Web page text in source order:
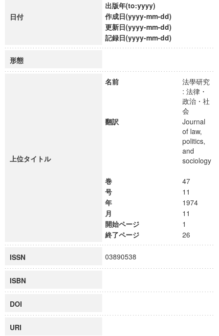
日付
出版年(to:yyyy)
作成日(yyyy-mm-dd)
更新日(yyyy-mm-dd)
記録日(yyyy-mm-dd)
形態
上位タイトル
名前
法學研究
: 法律・
政治・社
会
翻訳
Journal
of law,
politics,
and
sociology
巻
47
号
11
年
1974
月
11
開始ページ
1
終了ページ
26
ISSN 03890538
ISBN
DOI
URI